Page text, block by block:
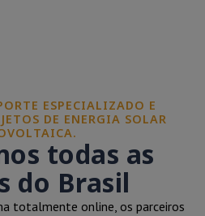
ESPECIALIZADO E
DE ENERGIA SOLAR
todas as
do Brasil
totalmente online, os parceiros